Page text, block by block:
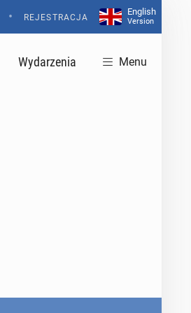
• REJESTRACJA
English
Version
Wydarzenia Menu